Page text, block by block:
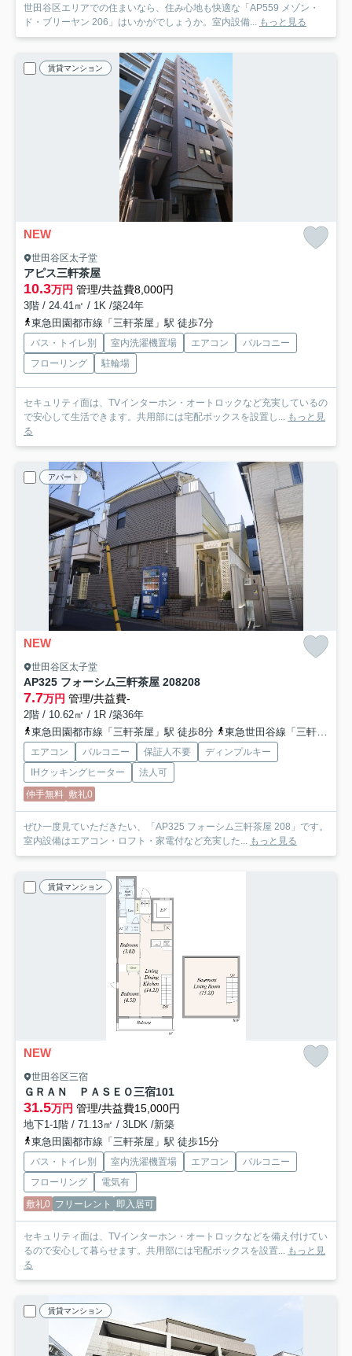
世田谷区エリアでの住まいなら、住み心地も快適な「AP559 メゾン・
ド・ブリーヤン 206」はいかがでしょうか。室内設備... もっと見る
賃貸マンション
NEW
世田谷区太子堂
アピス三軒茶屋
10.3万円 管理/共益費8,000円
3階 / 24.41㎡ / 1K /築24年
東急田園都市線「三軒茶屋」駅 徒歩7分
バス・トイレ別 室内洗濯機置場 エアコン
バルコニー
フローリング
駐輪場
セキュリティ面は、TVインターホン・オートロックなど充実しているの
で安心して生活できます。共用部には宅配ボックスを設置し... もっと見
る
アパート
NEW
世田谷区太子堂
AP325 フォーシム三軒茶屋 208208
7.7万円 管理/共益費-
2階 / 10.62㎡ / 1R /築36年
東急田園都市線「三軒茶屋」駅 徒歩8分
東急世田谷線「三軒茶屋」駅 徒歩5分
エアコン バルコニー 保証人不要
ディンプルキー
IHクッキングヒーター
法人可
仲手無料 敷礼0
ぜひ一度見ていただきたい、「AP325 フォーシム三軒茶屋 208」です。
室内設備はエアコン・ロフト・家電付など充実した... もっと見る
賃貸マンション
NEW
世田谷区三宿
ＧＲＡＮ ＰＡＳＥＯ三宿101
31.5万円 管理/共益費15,000円
地下1-1階 / 71.13㎡ / 3LDK /新築
東急田園都市線「三軒茶屋」駅 徒歩15分
バス・トイレ別 室内洗濯機置場 エアコン
バルコニー
フローリング
電気有
敷礼0 フリーレント 即入居可
セキュリティ面は、TVインターホン・オートロックなどを備え付けてい
るので安心して暮らせます。共用部には宅配ボックスを設置... もっと見
る
賃貸マンション